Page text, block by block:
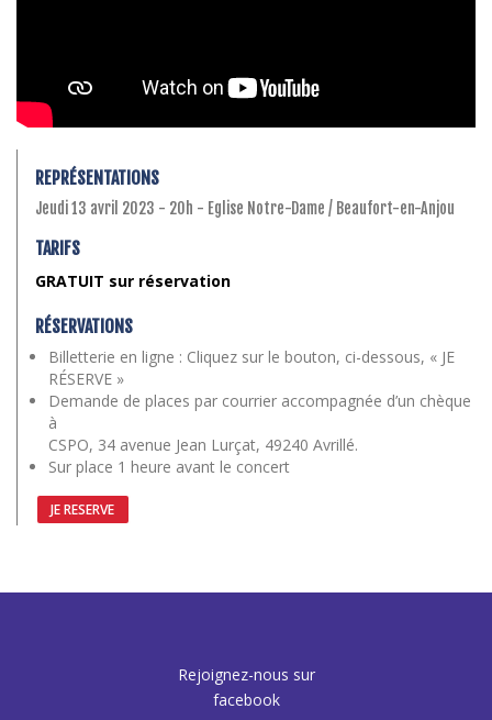
REPRÉSENTATIONS
Jeudi 13 avril 2023 - 20h - Eglise Notre-Dame / Beaufort-en-Anjou
TARIFS
GRATUIT sur réservation
RÉSERVATIONS
Billetterie en ligne : Cliquez sur le bouton, ci-dessous, « JE
RÉSERVE »
Demande de places par courrier accompagnée d’un chèque
à
CSPO, 34 avenue Jean Lurçat, 49240 Avrillé.
Sur place 1 heure avant le concert
JE RESERVE
Rejoignez-nous sur
facebook